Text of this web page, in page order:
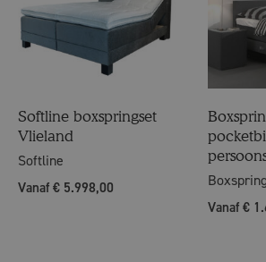
Softline boxspringset
Vlieland
Softline
Vanaf € 5.998,00
Vanaf €